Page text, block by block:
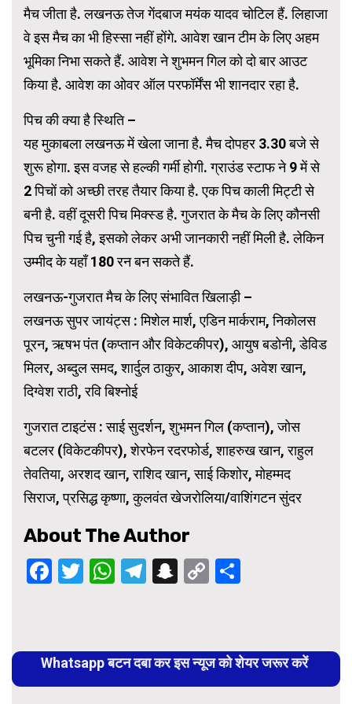
मैच जीता है. लखनऊ तेज गेंदबाज मयंक यादव चोटिल हैं. लिहाजा
वे इस मैच का भी हिस्सा नहीं होंगे. आवेश खान टीम के लिए अहम
भूमिका निभा सकते हैं. आवेश ने शुभमन गिल को दो बार आउट
किया है. आवेश का ओवर ऑल परफॉर्मेंस भी शानदार रहा है.
पिच की क्या है स्थिति –
यह मुकाबला लखनऊ में खेला जाना है. मैच दोपहर 3.30 बजे से
शुरू होगा. इस वजह से हल्की गर्मी होगी. ग्राउंड स्टाफ ने 9 में से
2 पिचों को अच्छी तरह तैयार किया है. एक पिच काली मिट्टी से
बनी है. वहीं दूसरी पिच मिक्स्ड है. गुजरात के मैच के लिए कौनसी
पिच चुनी गई है, इसको लेकर अभी जानकारी नहीं मिली है. लेकिन
उम्मीद के यहाँ 180 रन बन सकते हैं.
लखनऊ-गुजरात मैच के लिए संभावित खिलाड़ी –
लखनऊ सुपर जायंट्स : मिशेल मार्श, एडिन मार्कराम, निकोलस
पूरन, ऋषभ पंत (कप्तान और विकेटकीपर), आयुष बडोनी, डेविड
मिलर, अब्दुल समद, शार्दुल ठाकुर, आकाश दीप, अवेश खान,
दिग्वेश राठी, रवि बिश्नोई
गुजरात टाइटंस : साई सुदर्शन, शुभमन गिल (कप्तान), जोस
बटलर (विकेटकीपर), शेरफेन रदरफोर्ड, शाहरुख खान, राहुल
तेवतिया, अरशद खान, राशिद खान, साई किशोर, मोहम्मद
सिराज, प्रसिद्ध कृष्णा, कुलवंत खेजरोलिया/वाशिंगटन सुंदर
About The Author
Facebook
Twitter
WhatsApp
Telegram
Snapchat
Copy
Reading
Whatsapp बटन दबा कर इस न्यूज को शेयर जरूर करें